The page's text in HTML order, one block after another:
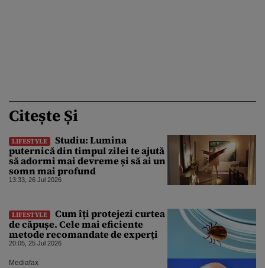
Citește Și
LIFESTYLE
Studiu: Lumina
puternică din timpul zilei te ajută
să adormi mai devreme și să ai un
somn mai profund
13:33, 26 Jul 2026
LIFESTYLE
Cum îți protejezi curtea
de căpușe. Cele mai eficiente
metode recomandate de experți
20:05, 25 Jul 2026
Mediafax